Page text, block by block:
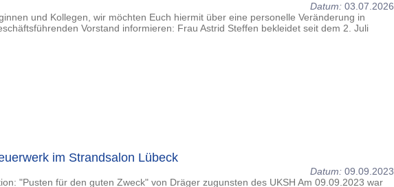
Datum: 03.07.2026
und Kollegen, wir möchten Euch hiermit über eine personelle Veränderung in
Vorstand informieren: Frau Astrid Steffen bekleidet seit dem 2. Juli
im Strandsalon Lübeck
Datum: 09.09.2023
"Pusten für den guten Zweck" von Dräger zugunsten des UKSH Am 09.09.2023 war